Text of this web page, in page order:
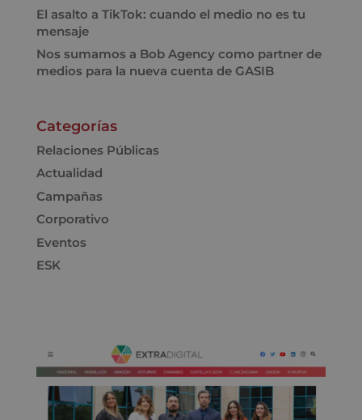
El asalto a TikTok: cuando el medio no es tu
mensaje
Nos sumamos a Bob Agency como partner de
medios para la nueva cuenta de GASIB
Categorías
Relaciones Públicas
Actualidad
Campañas
Corporativo
Eventos
ESK